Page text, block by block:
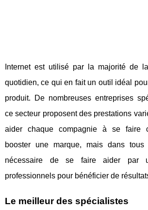
Internet est utilisé par la majorité de
quotidien, ce qui en fait un outil idéal
produit. De nombreuses entreprises
ce secteur proposent des prestations
aider chaque compagnie à se faire
booster une marque, mais dans
nécessaire de se faire aider par
professionnels pour bénéficier de
Le meilleur des spécialistes